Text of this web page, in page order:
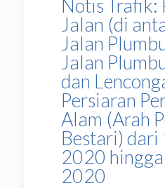
Notis Trafik:
Jalan (di
Jalan
Jalan
dan
Persiaran
Alam (Arah
Bestari) dari
2020
2020